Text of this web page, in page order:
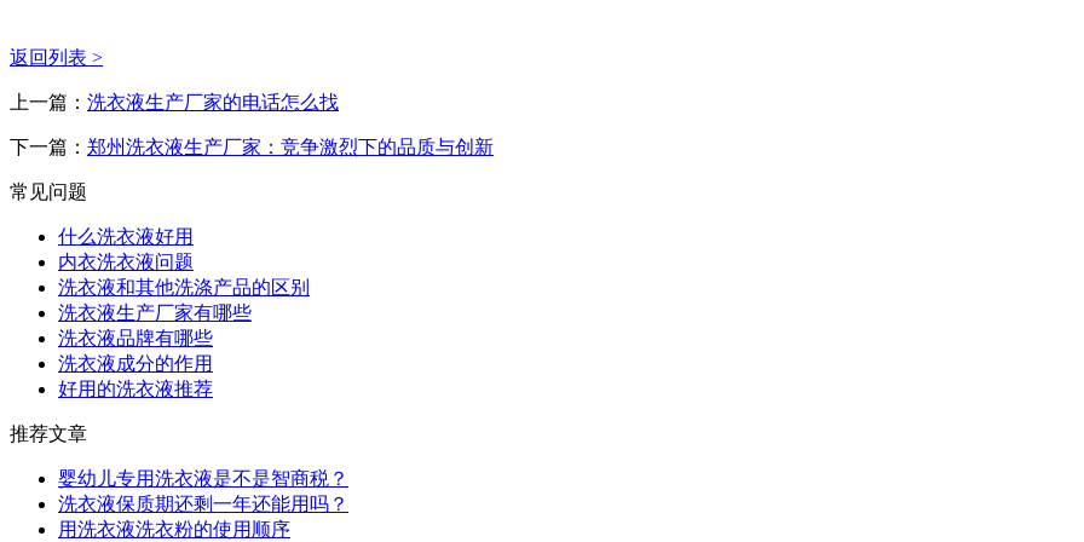
返回列表 >
上一篇： 洗衣液生产厂家的电话怎么找
下一篇： 郑州洗衣液生产厂家：竞争激烈下的品质与创新
常见问题
什么洗衣液好用
内衣洗衣液问题
洗衣液和其他洗涤产品的区别
洗衣液生产厂家有哪些
洗衣液品牌有哪些
洗衣液成分的作用
好用的洗衣液推荐
推荐文章
婴幼儿专用洗衣液是不是智商税？
洗衣液保质期还剩一年还能用吗？
用洗衣液洗衣粉的使用顺序